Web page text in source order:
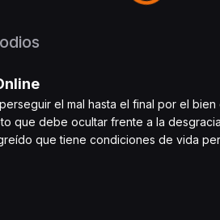
el mal hasta el final por el
que debe ocultar frente a la
que tiene condiciones de vida